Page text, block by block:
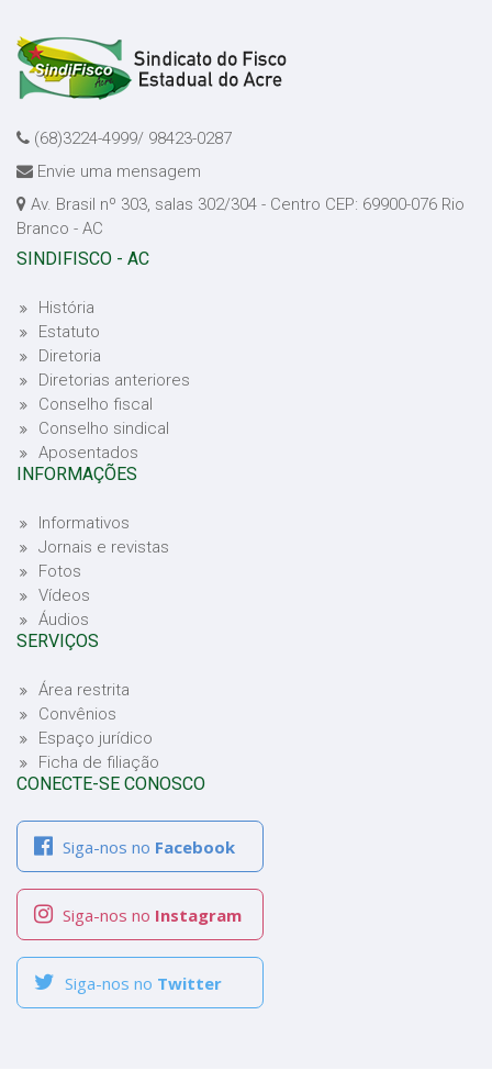
(68)3224-4999/ 98423-0287
Envie uma mensagem
Av. Brasil nº 303, salas 302/304 - Centro CEP: 69900-076 Rio
Branco - AC
SINDIFISCO - AC
História
Estatuto
Diretoria
Diretorias anteriores
Conselho fiscal
Conselho sindical
Aposentados
INFORMAÇÕES
Informativos
Jornais e revistas
Fotos
Vídeos
Áudios
SERVIÇOS
Área restrita
Convênios
Espaço jurídico
Ficha de filiação
CONECTE-SE CONOSCO
Siga-nos no Facebook
Siga-nos no Instagram
Siga-nos no Twitter